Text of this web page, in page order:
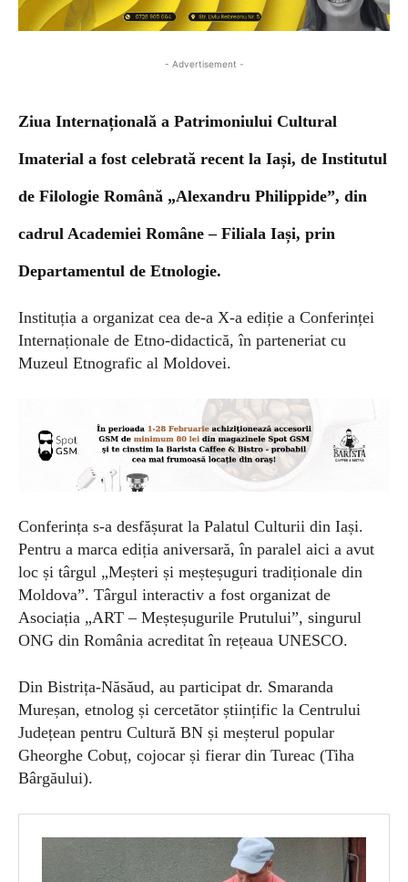
- Advertisement -
Ziua Internațională a Patrimoniului Cultural
Imaterial a fost celebrată recent la Iași, de Institutul
de Filologie Română „Alexandru Philippide”, din
cadrul Academiei Române – Filiala Iași, prin
Departamentul de Etnologie.
Instituția a organizat cea de-a X-a ediție a Conferinței
Internaționale de Etno-didactică, în parteneriat cu
Muzeul Etnografic al Moldovei.
Conferința s-a desfășurat la Palatul Culturii din Iași.
Pentru a marca ediția aniversară, în paralel aici a avut
loc și târgul „Meșteri și meșteșuguri tradiționale din
Moldova”. Târgul interactiv a fost organizat de
Asociația „ART – Meșteșugurile Prutului”, singurul
ONG din România acreditat în rețeaua UNESCO.
Din Bistrița-Năsăud, au participat dr. Smaranda
Mureșan, etnolog și cercetător științific la Centrului
Județean pentru Cultură BN și meșterul popular
Gheorghe Cobuț, cojocar și fierar din Tureac (Tiha
Bârgăului).